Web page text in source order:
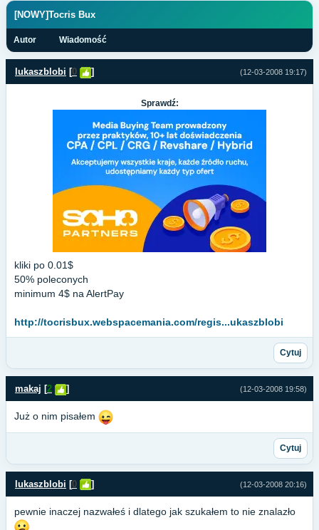
[NOWY]Tocris Bux
Autor Wiadomość
(12-03-2008 19:17)
lukaszblobi [0 ]
Sprawdź:
kliki po 0.01$
50% poleconych
minimum 4$ na AlertPay
http://tocrisbux.webspacemania.com/regis...ukaszblobi
Cytuj
(12-03-2008 19:58)
makaj [2 ]
Już o nim pisałem
Cytuj
(12-03-2008 20:16)
lukaszblobi [0 ]
pewnie inaczej nazwałeś i dlatego jak szukałem to nie znalazło